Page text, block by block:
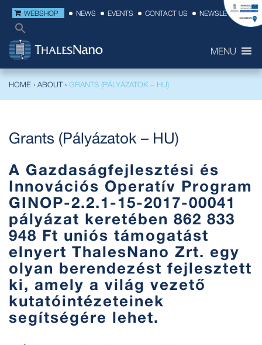
WEBSHOP NEWS EVENTS CONTACT US NEWSLETTER
MENU
HOME › ABOUT› GRANTS (PÁLYÁZATOK – HU)
Grants (Pályázatok – HU)
A Gazdaságfejlesztési és
Innovációs Operatív Program
GINOP-2.2.1-15-2017-00041
pályázat keretében 862 833
948 Ft uniós támogatást
elnyert ThalesNano Zrt. egy
olyan berendezést fejlesztett
ki, amely a világ vezető
kutatóintézeteinek
segítségére lehet.